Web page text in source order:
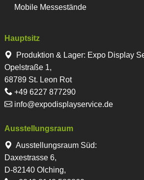
Mobile Messestände
Hauptsitz
Produktion & Lager: Expo Display
Opelstraße 1,
68789 St. Leon Rot
+49 6227 877290
info@expodisplayservice.de
Ausstellungsraum
Ausstellungsraum Süd:
Daxestrasse 6,
D-82140 Olching,